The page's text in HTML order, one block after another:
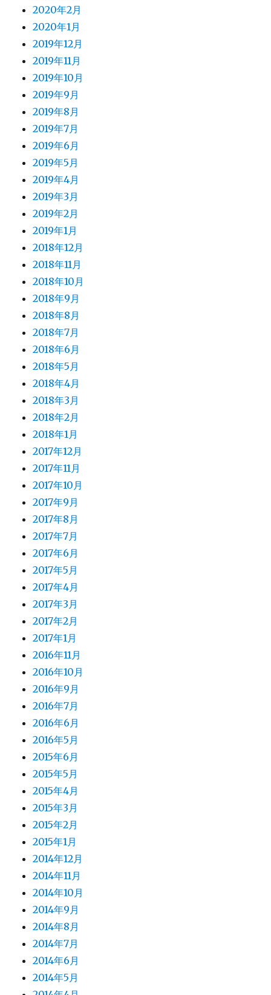
2020年2月
2020年1月
2019年12月
2019年11月
2019年10月
2019年9月
2019年8月
2019年7月
2019年6月
2019年5月
2019年4月
2019年3月
2019年2月
2019年1月
2018年12月
2018年11月
2018年10月
2018年9月
2018年8月
2018年7月
2018年6月
2018年5月
2018年4月
2018年3月
2018年2月
2018年1月
2017年12月
2017年11月
2017年10月
2017年9月
2017年8月
2017年7月
2017年6月
2017年5月
2017年4月
2017年3月
2017年2月
2017年1月
2016年11月
2016年10月
2016年9月
2016年7月
2016年6月
2016年5月
2015年6月
2015年5月
2015年4月
2015年3月
2015年2月
2015年1月
2014年12月
2014年11月
2014年10月
2014年9月
2014年8月
2014年7月
2014年6月
2014年5月